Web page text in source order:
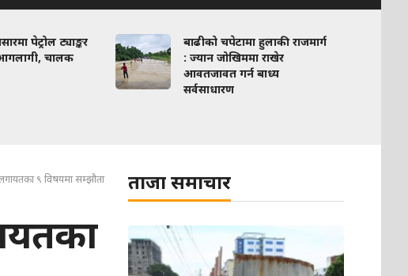
बाढीको चपेटामा हुलाकी राजमार्ग
: ज्यान जोखिममा राखेर
आवतजावत गर्न बाध्य
सर्वसाधारण
गोरखाको
९ विषयमा सम्झौता ताजा समाचार